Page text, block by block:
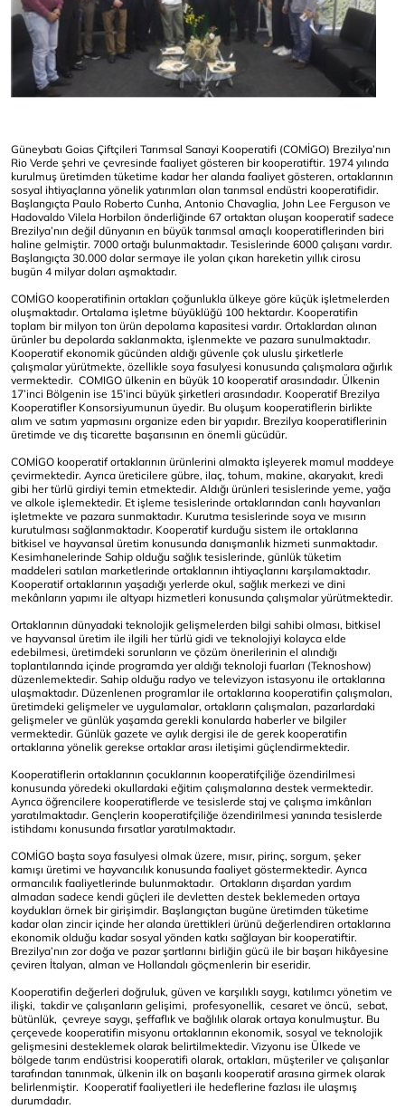
Güneybatı Goias Çiftçileri Tarımsal Sanayi Kooperatifi (COMİGO) Brezilya’nın
Rio Verde şehri ve çevresinde faaliyet gösteren bir kooperatiftir. 1974 yılında
kurulmuş üretimden tüketime kadar her alanda faaliyet gösteren, ortaklarının
sosyal ihtiyaçlarına yönelik yatırımları olan tarımsal endüstri kooperatifidir.
Başlangıçta Paulo Roberto Cunha, Antonio Chavaglia, John Lee Ferguson ve
Hadovaldo Vilela Horbilon önderliğinde 67 ortaktan oluşan kooperatif sadece
Brezilya’nın değil dünyanın en büyük tarımsal amaçlı kooperatiflerinden biri
haline gelmiştir. 7000 ortağı bulunmaktadır. Tesislerinde 6000 çalışanı vardır.
Başlangıçta 30.000 dolar sermaye ile yolan çıkan hareketin yıllık cirosu
bugün 4 milyar doları aşmaktadır.
COMİGO kooperatifinin ortakları çoğunlukla ülkeye göre küçük işletmelerden
oluşmaktadır. Ortalama işletme büyüklüğü 100 hektardır. Kooperatifin
toplam bir milyon ton ürün depolama kapasitesi vardır. Ortaklardan alınan
ürünler bu depolarda saklanmakta, işlenmekte ve pazara sunulmaktadır.
Kooperatif ekonomik gücünden aldığı güvenle çok uluslu şirketlerle
çalışmalar yürütmekte, özellikle soya fasulyesi konusunda çalışmalara ağırlık
vermektedir. COMIGO ülkenin en büyük 10 kooperatif arasındadır. Ülkenin
17’inci Bölgenin ise 15’inci büyük şirketleri arasındadır. Kooperatif Brezilya
Kooperatifler Konsorsiyumunun üyedir. Bu oluşum kooperatiflerin birlikte
alım ve satım yapmasını organize eden bir yapıdır. Brezilya kooperatiflerinin
üretimde ve dış ticarette başarısının en önemli gücüdür.
COMİGO kooperatif ortaklarının ürünlerini almakta işleyerek mamul maddeye
çevirmektedir. Ayrıca üreticilere gübre, ilaç, tohum, makine, akaryakıt, kredi
gibi her türlü girdiyi temin etmektedir. Aldığı ürünleri tesislerinde yeme, yağa
ve alkole işlemektedir. Et işleme tesislerinde ortaklarından canlı hayvanları
işletmekte ve pazara sunmaktadır. Kurutma tesislerinde soya ve mısırın
kurutulması sağlanmaktadır. Kooperatif kurduğu sistem ile ortaklarına
bitkisel ve hayvansal üretim konusunda danışmanlık hizmeti sunmaktadır.
Kesimhanelerinde Sahip olduğu sağlık tesislerinde, günlük tüketim
maddeleri satılan marketlerinde ortaklarının ihtiyaçlarını karşılamaktadır.
Kooperatif ortaklarının yaşadığı yerlerde okul, sağlık merkezi ve dini
mekânların yapımı ile altyapı hizmetleri konusunda çalışmalar yürütmektedir.
Ortaklarının dünyadaki teknolojik gelişmelerden bilgi sahibi olması, bitkisel
ve hayvansal üretim ile ilgili her türlü gidi ve teknolojiyi kolayca elde
edebilmesi, üretimdeki sorunların ve çözüm önerilerinin el alındığı
toplantılarında içinde programda yer aldığı teknoloji fuarları (Teknoshow)
düzenlemektedir. Sahip olduğu radyo ve televizyon istasyonu ile ortaklarına
ulaşmaktadır. Düzenlenen programlar ile ortaklarına kooperatifin çalışmaları,
üretimdeki gelişmeler ve uygulamalar, ortakların çalışmaları, pazarlardaki
gelişmeler ve günlük yaşamda gerekli konularda haberler ve bilgiler
vermektedir. Günlük gazete ve aylık dergisi ile de gerek kooperatifin
ortaklarına yönelik gerekse ortaklar arası iletişimi güçlendirmektedir.
Kooperatiflerin ortaklarının çocuklarının kooperatifçiliğe özendirilmesi
konusunda yöredeki okullardaki eğitim çalışmalarına destek vermektedir.
Ayrıca öğrencilere kooperatiflerde ve tesislerde staj ve çalışma imkânları
yaratılmaktadır. Gençlerin kooperatifçiliğe özendirilmesi yanında tesislerde
istihdamı konusunda fırsatlar yaratılmaktadır.
COMİGO başta soya fasulyesi olmak üzere, mısır, pirinç, sorgum, şeker
kamışı üretimi ve hayvancılık konusunda faaliyet göstermektedir. Ayrıca
ormancılık faaliyetlerinde bulunmaktadır. Ortakların dışardan yardım
almadan sadece kendi güçleri ile devletten destek beklemeden ortaya
koydukları örnek bir girişimdir. Başlangıçtan bugüne üretimden tüketime
kadar olan zincir içinde her alanda ürettikleri ürünü değerlendiren ortaklarına
ekonomik olduğu kadar sosyal yönden katkı sağlayan bir kooperatiftir.
Brezilya’nın zor doğa ve pazar şartlarını birliğin gücü ile bir başarı hikâyesine
çeviren İtalyan, alman ve Hollandalı göçmenlerin bir eseridir.
Kooperatifin değerleri doğruluk, güven ve karşılıklı saygı, katılımcı yönetim ve
ilişki, takdir ve çalışanların gelişimi, profesyonellik, cesaret ve öncü, sebat,
bütünlük, çevreye saygı, şeffaflık ve bağlılık olarak ortaya konulmuştur. Bu
çerçevede kooperatifin misyonu ortaklarının ekonomik, sosyal ve teknolojik
gelişmesini desteklemek olarak belirtilmektedir. Vizyonu ise Ülkede ve
bölgede tarım endüstrisi kooperatifi olarak, ortakları, müşteriler ve çalışanlar
tarafından tanınmak, ülkenin ilk on başarılı kooperatif arasına girmek olarak
belirlenmiştir. Kooperatif faaliyetleri ile hedeflerine fazlası ile ulaşmış
durumdadır.